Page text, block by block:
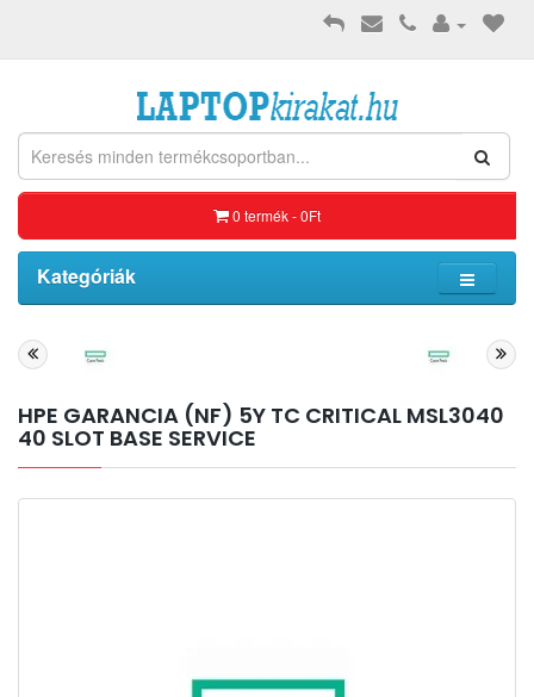
0 termék - 0Ft
Kategóriák
HPE GARANCIA (NF) 5Y TC CRITICAL MSL3040
40 SLOT BASE SERVICE